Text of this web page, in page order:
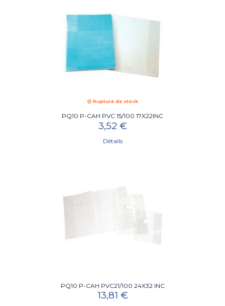
Rupture de stock
PQ10 P-CAH PVC 15/100 17X22INC
3,52 €
Détails
PQ10 P-CAH PVC21/100 24X32 INC
13,81 €